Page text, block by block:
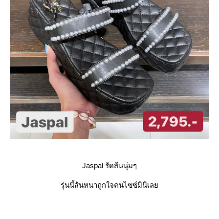
Jaspal รัดส้นนุ่มๆ
รุ่นนี้ส้นหนาถูกใจคนไซซ์มินิเล